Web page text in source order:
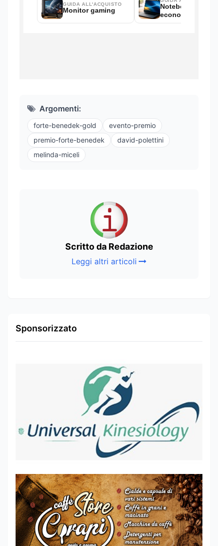
Argomenti:
forte-benedek-gold
evento-premio
premio-forte-benedek
david-polettini
melinda-miceli
Scritto da Redazione
Leggi altri articoli
Sponsorizzato